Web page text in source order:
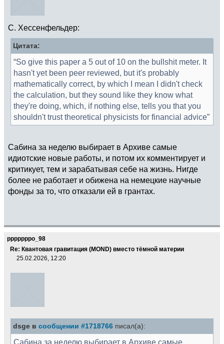
C. Хессенфельдер:
Цитата:
“So give this paper a 5 out of 10 on the bullshit meter. It
hasn't yet been peer reviewed, but it's probably
mathematically correct, by which I mean I didn't check
the calculation, but they sound like they know what
they're doing, which, if nothing else, tells you that you
shouldn't trust theoretical physicists for financial advice”
Сабина за неделю выбирает в Архиве самые
идиотские новые работы, и потом их комментирует и
критикует, тем и зарабатывая себе на жизнь. Нигде
более не работает и обижена на немецкие научные
фонды за то, что отказали ей в грантах.
pppppppo_98
Re: Квантовая гравитация (MOND) вместо тёмной материи
25.02.2026, 12:20
dsge в сообщении #1718766 писал(а):
Сабина за неделю выбирает в Архиве самые